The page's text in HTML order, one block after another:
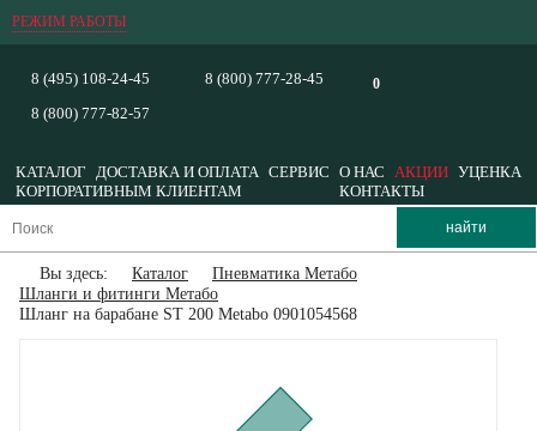
РЕЖИМ РАБОТЫ
0
8 (495) 108-24-45
8 (800) 777-82-57
8 (800) 777-28-45
КАТАЛОГ ДОСТАВКА И ОПЛАТА СЕРВИС О НАС АКЦИИ УЦЕНКА
КОРПОРАТИВНЫМ КЛИЕНТАМ
КОНТАКТЫ
Вы здесь: Каталог
Пневматика Метабо
Шланги и фитинги Метабо
Шланг на барабане ST 200 Metabo 0901054568